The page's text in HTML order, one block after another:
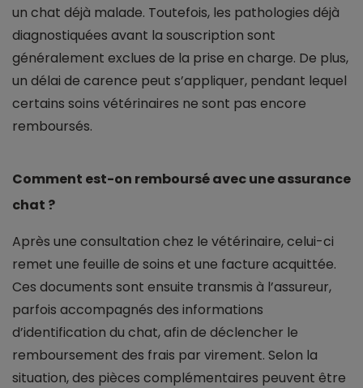
un chat déjà malade. Toutefois, les pathologies déjà
diagnostiquées avant la souscription sont
généralement exclues de la prise en charge. De plus,
un délai de carence peut s’appliquer, pendant lequel
certains soins vétérinaires ne sont pas encore
remboursés.
Comment est-on remboursé avec une assurance
chat ?
Après une consultation chez le vétérinaire, celui-ci
remet une feuille de soins et une facture acquittée.
Ces documents sont ensuite transmis à l’assureur,
parfois accompagnés des informations
d’identification du chat, afin de déclencher le
remboursement des frais par virement. Selon la
situation, des pièces complémentaires peuvent être